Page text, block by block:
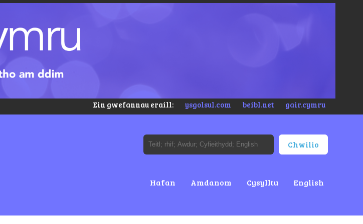
Ein gwefannau eraill: ysgolsul.com beibl.net gair.cymru
Hafan Amdanom Cysylltu English